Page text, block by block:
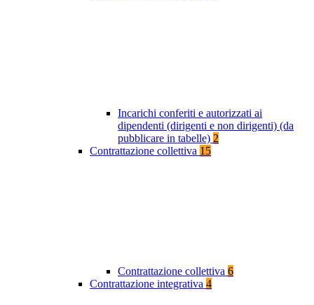
Incarichi conferiti e autorizzati ai
dipendenti (dirigenti e non dirigenti) (da
pubblicare in tabelle) 2
Contrattazione collettiva 15
Contrattazione collettiva 6
Contrattazione integrativa 4